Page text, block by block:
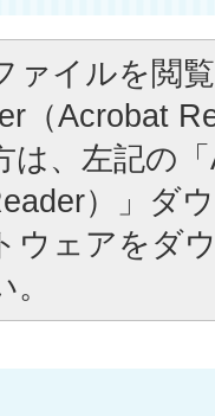
ァイルを閲
（Acrobat
は、左記の
）」ダ
ウェアをダ